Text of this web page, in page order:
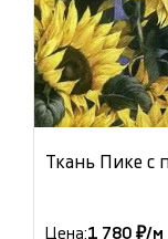
Ткань Пике с
Цена:1 780 ₽/м